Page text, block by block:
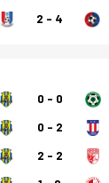
2 - 4
0 - 0
0 - 2
2 - 2